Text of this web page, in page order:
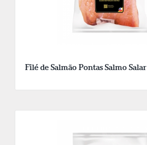
Filé de Salmão Pontas Salmo Salar